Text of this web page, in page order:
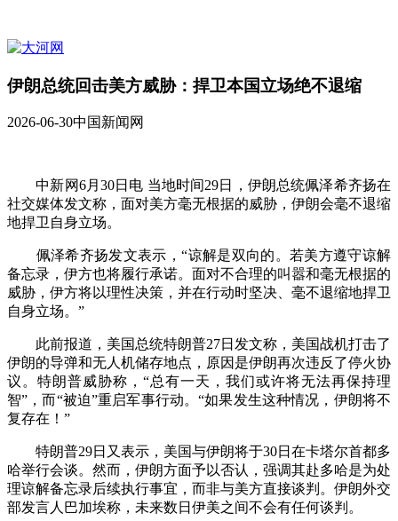
伊朗总统回击美方威胁：捍卫本国立场绝不退缩
2026-06-30中国新闻网
中新网6月30日电 当地时间29日，伊朗总统佩泽希齐扬在
社交媒体发文称，面对美方毫无根据的威胁，伊朗会毫不退缩
地捍卫自身立场。
佩泽希齐扬发文表示，“谅解是双向的。若美方遵守谅解
备忘录，伊方也将履行承诺。面对不合理的叫嚣和毫无根据的
威胁，伊方将以理性决策，并在行动时坚决、毫不退缩地捍卫
自身立场。”
此前报道，美国总统特朗普27日发文称，美国战机打击了
伊朗的导弹和无人机储存地点，原因是伊朗再次违反了停火协
议。特朗普威胁称，“总有一天，我们或许将无法再保持理
智”，而“被迫”重启军事行动。“如果发生这种情况，伊朗将不
复存在！”
特朗普29日又表示，美国与伊朗将于30日在卡塔尔首都多
哈举行会谈。然而，伊朗方面予以否认，强调其赴多哈是为处
理谅解备忘录后续执行事宜，而非与美方直接谈判。伊朗外交
部发言人巴加埃称，未来数日伊美之间不会有任何谈判。